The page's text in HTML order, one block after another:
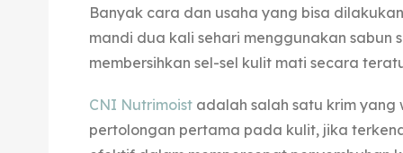
Banyak cara dan usaha yang bisa
mandi dua kali sehari menggunakan sabun
membersihkan sel-sel kulit mati secara
CNI Nutrimoistadalah salah satu krim yang
pertolongan pertama pada kulit, jika